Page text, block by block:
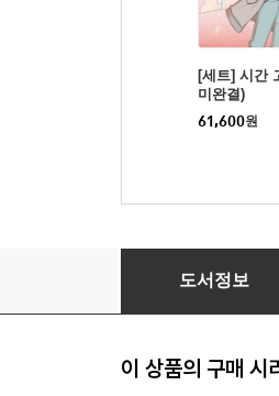
[세트] 시간
미완결)
61,600원
시간 고양이 5
도서정보
이 상품의 구매 시